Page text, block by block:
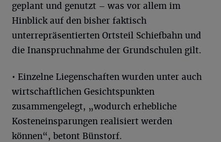
geplant und genutzt – was vor allem im
Hinblick auf den bisher faktisch
unterrepräsentierten Ortsteil Schiefbahn und
die Inanspruchnahme der Grundschulen gilt.
• Einzelne Liegenschaften wurden unter auch
wirtschaftlichen Gesichtspunkten
zusammengelegt, „wodurch erhebliche
Kosteneinsparungen realisiert werden
können“, betont Bünstorf.